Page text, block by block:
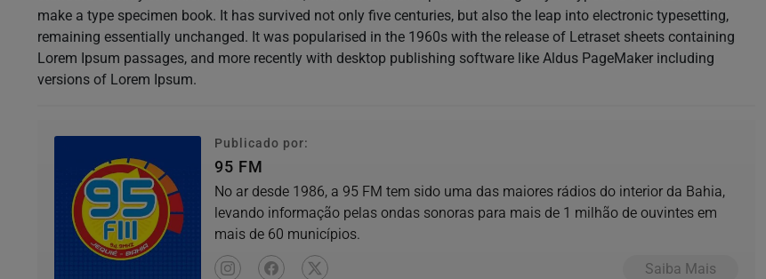
make a type specimen book. It has survived not only five centuries, but also the leap into electronic typesetting,
remaining essentially unchanged. It was popularised in the 1960s with the release of Letraset sheets containing
Lorem Ipsum passages, and more recently with desktop publishing software like Aldus PageMaker including
versions of Lorem Ipsum.
Publicado por:
95 FM
No ar desde 1986, a 95 FM tem sido uma das maiores rádios do interior da Bahia,
levando informação pelas ondas sonoras para mais de 1 milhão de ouvintes em
mais de 60 municípios.
Saiba Mais